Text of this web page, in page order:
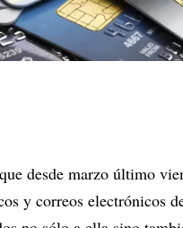
desde marzo último
y correos electrónicos